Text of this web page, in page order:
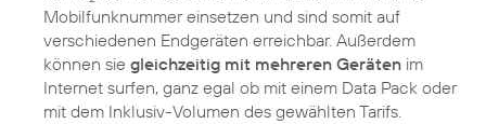
Mobilfunknummer einsetzen und sind somit auf
verschiedenen Endgeräten erreichbar. Außerdem
können sie gleichzeitig mit mehreren Geräten im
Internet surfen, ganz egal ob mit einem Data Pack oder
mit dem Inklusiv-Volumen des gewählten Tarifs.